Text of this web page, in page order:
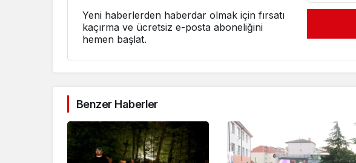
Yeni haberlerden haberdar olmak için fırsatı
kaçırma ve ücretsiz e-posta aboneliğini
hemen başlat.
Benzer Haberler